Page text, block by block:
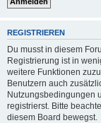
REGISTRIEREN
Du musst in diesem
Registrierung ist in
weitere Funktionen
Benutzern auch
Nutzungsbedingungen
registrierst. Bitte
diesem Board bewegst.